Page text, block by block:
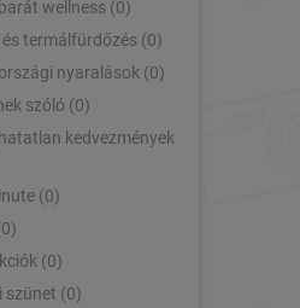
wellness (0)
és termálfürdőzés (0)
nyaralások (0)
szóló (0)
kedvezmények
(0)
0)
(0)
szünet (0)